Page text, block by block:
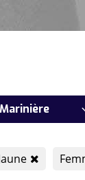
Marinière